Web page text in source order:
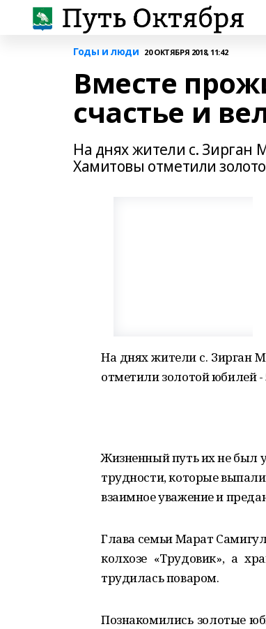
Годы и люди 20 ОКТЯБРЯ 2018, 11:42
Вместе
счастье и
На днях жители с. Зирган
Хамитовы отметили
На днях жители с. Зирган
отметили золотой юбилей
Жизненный путь их не был
трудности, которые
взаимное уважение и
Глава семьи Марат
колхозе «Трудовик», а
трудилась поваром.
Познакомились золотые